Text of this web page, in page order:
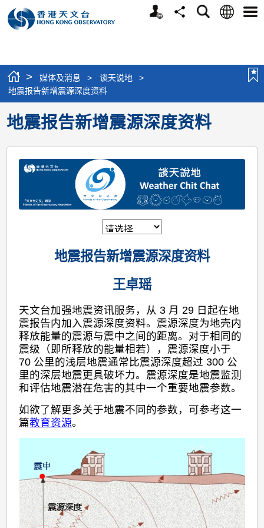
个
分
搜
语
选
> 媒体及消息 > 谈天说地
>
地震报告新增震源深度资料
地震报告新增震源深度资料
地震报告新增震源深度资料
王卓瑶
天文台加强地震资讯服务，从 3 月 29 日起在地
震报告内加入震源深度资料。震源深度为地壳内
释放能量的震源与震中之间的距离。对于相同的
震级（即所释放的能量相若），震源深度小于
70 公里的浅层地震通常比震源深度超过 300 公
里的深层地震更具破坏力。震源深度是地震监测
和评估地震潜在危害的其中一个重要地震参数。
如欲了解更多关于地震不同的参数，可参考这一
篇教育资源。